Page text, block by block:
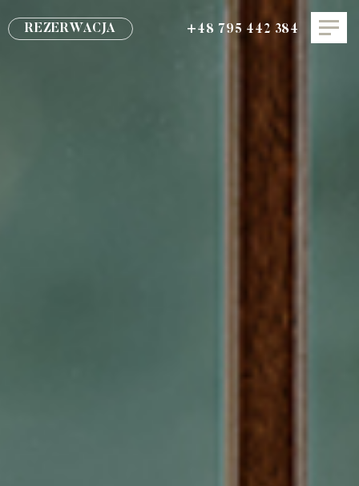
+48 795 442 384
REZERWACJA